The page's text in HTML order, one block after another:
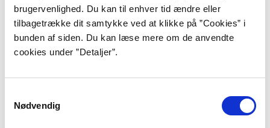
brugervenlighed. Du kan til enhver tid ændre eller
tilbagetrække dit samtykke ved at klikke på ”Cookies” i
bunden af siden. Du kan læse mere om de anvendte
cookies under ”Detaljer”.
Nødvendig
som ’lidenskab’ eller ’ånd’
kommer på tale
’av for satan’ si
ger det fordi det lige